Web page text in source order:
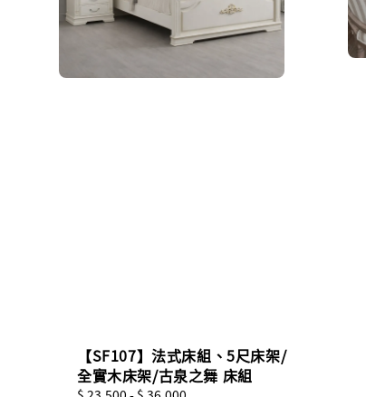
【SF107】法式床組、5尺床架/
全實木床架/古泉之舞 床組